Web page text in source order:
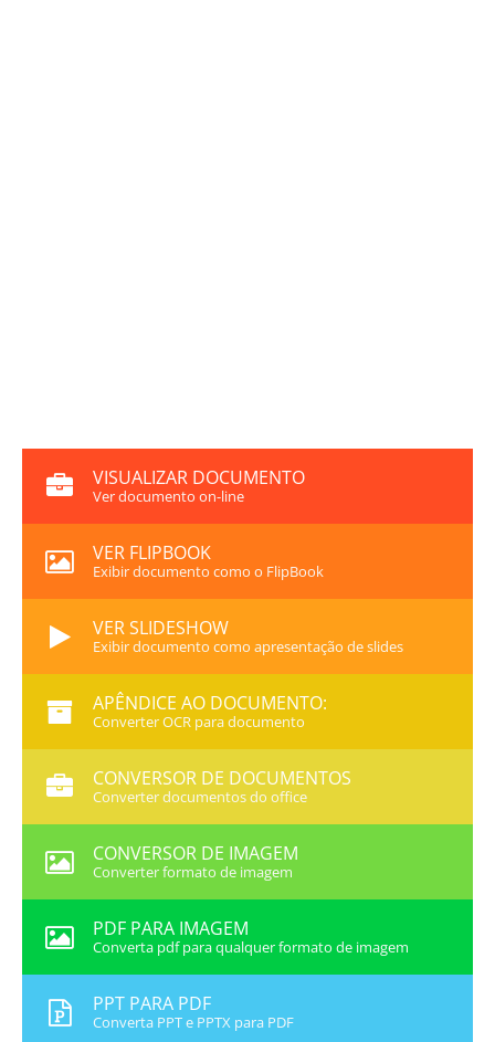
VISUALIZAR DOCUMENTO
Ver documento on-line
VER FLIPBOOK
Exibir documento como o FlipBook
VER SLIDESHOW
Exibir documento como apresentação de slides
APÊNDICE AO DOCUMENTO:
Converter OCR para documento
CONVERSOR DE DOCUMENTOS
Converter documentos do office
CONVERSOR DE IMAGEM
Converter formato de imagem
PDF PARA IMAGEM
Converta pdf para qualquer formato de imagem
PPT PARA PDF
Converta PPT e PPTX para PDF